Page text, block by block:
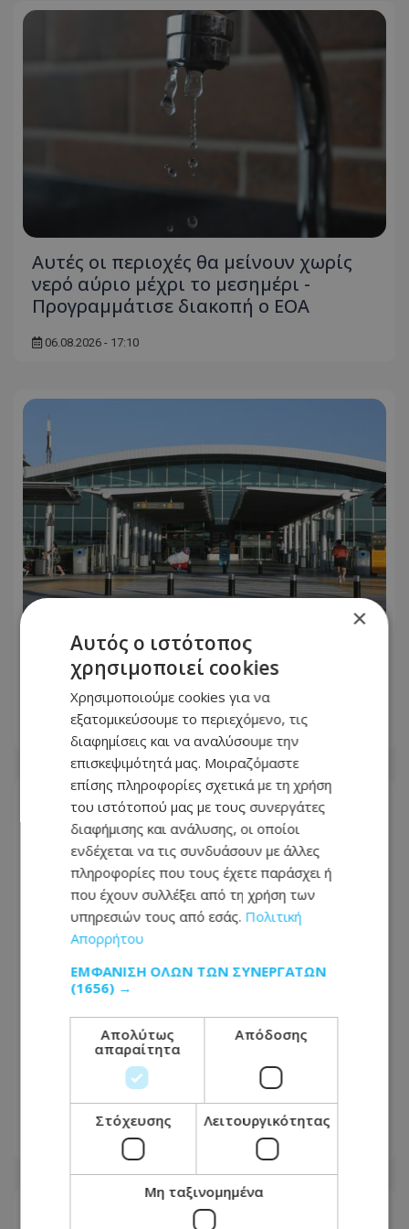
Αυτές οι περιοχές θα μείνουν χωρίς
νερό αύριο μέχρι το μεσημέρι -
Προγραμμάτισε διακοπή ο ΕΟΑ
06.08.2026 - 17:10
Τέλος στην ταλαιπωρία: Ανοίγει ξανά
η οδική πρόσβαση στις αφίξεις του
Αεροδρομίου Λάρνακας
06.08.2026 - 17:01
Στη γειτονιά των αγγέλων η 70χρονη
Καίτη στη Λευκωσία - Η παράκληση
της οικογένειάς της για την κηδεία
-Φωτογραφία
06.08.2026 - 16:33
×
Αυτός ο ιστότοπος
χρησιμοποιεί cookies
Χρησιμοποιούμε cookies για να
εξατομικεύσουμε το περιεχόμενο, τις
διαφημίσεις και να αναλύσουμε την
επισκεψιμότητά μας. Μοιραζόμαστε
επίσης πληροφορίες σχετικά με τη χρήση
του ιστότοπού μας με τους συνεργάτες
διαφήμισης και ανάλυσης, οι οποίοι
ενδέχεται να τις συνδυάσουν με άλλες
πληροφορίες που τους έχετε παράσχει ή
που έχουν συλλέξει από τη χρήση των
υπηρεσιών τους από εσάς. Πολιτική
Απορρήτου
ΕΜΦΆΝΙΣΗ ΌΛΩΝ ΤΩΝ ΣΥΝΕΡΓΑΤΏΝ
(1656) →
Απολύτως
απαραίτητα
Απόδοσης
Στόχευσης Λειτουργικότητας
Μη ταξινομημένα